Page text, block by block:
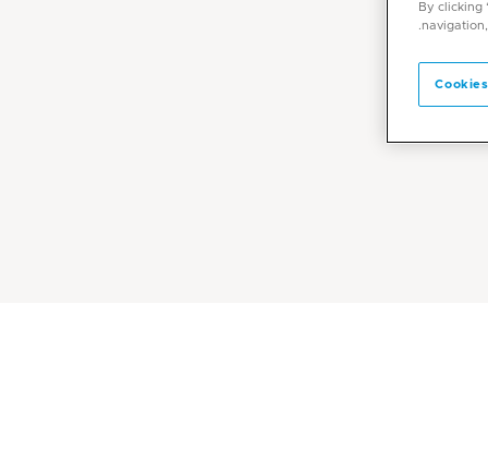
By clicking